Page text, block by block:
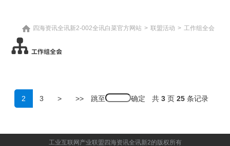
四海资讯全讯新2-002全讯白菜官方网站 > 联盟活动 > 工作组全会
2 3 > >> 跳至 共 3 页 25 条记录
工业互联网产业联盟四海资讯全讯新2的版权所有